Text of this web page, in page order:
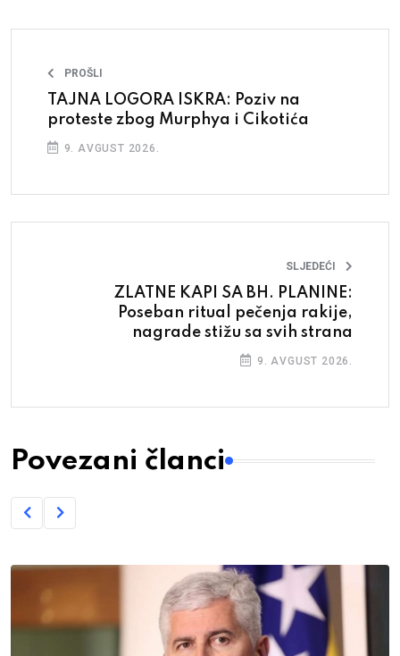
PROŠLI
TAJNA LOGORA ISKRA: Poziv na
proteste zbog Murphya i Cikotića
9. AVGUST 2026.
SLJEDEĆI
ZLATNE KAPI SA BH. PLANINE:
Poseban ritual pečenja rakije,
nagrade stižu sa svih strana
9. AVGUST 2026.
Povezani članci